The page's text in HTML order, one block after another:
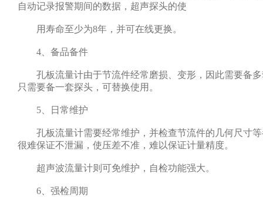
自动记录报警期间的数据，超声探头的使
用寿命至少为8年，并可在线更换。
4、备品备件
孔板流量计由于节流件经常磨损、变形，因此需要备多
只需要备一套探头，可替换使用。
5、日常维护
孔板流量计需要经常维护，并检查节流件的几何尺寸等
很难保证不泄漏，使压差不准，难以保证计量精度。
超声波流量计则可免维护，自检功能强大。
6、强检周期